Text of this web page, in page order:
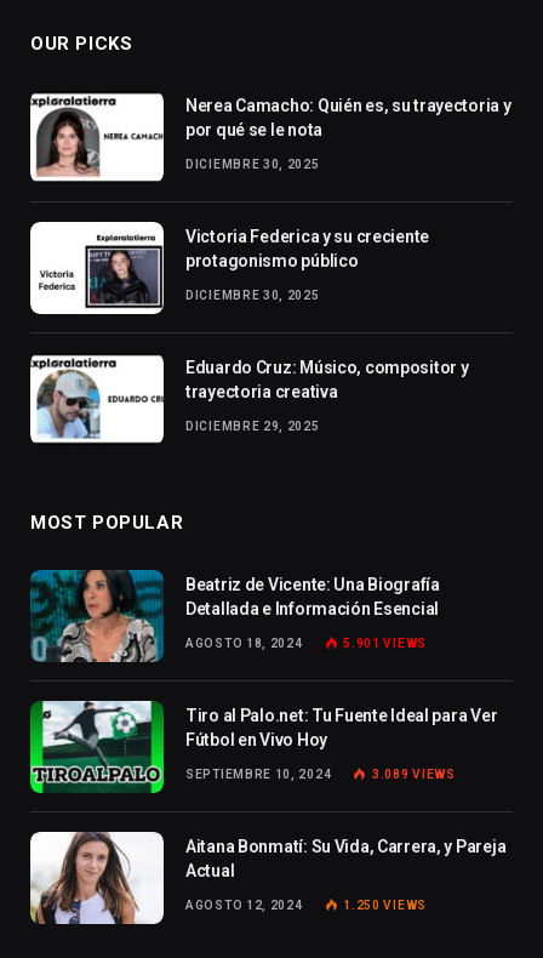
OUR PICKS
Nerea Camacho: Quién es, su trayectoria y
por qué se le nota
DICIEMBRE 30, 2025
Victoria Federica y su creciente
protagonismo público
DICIEMBRE 30, 2025
Eduardo Cruz: Músico, compositor y
trayectoria creativa
DICIEMBRE 29, 2025
MOST POPULAR
Beatriz de Vicente: Una Biografía
Detallada e Información Esencial
AGOSTO 18, 2024 5.901VIEWS
Tiro al Palo.net: Tu Fuente Ideal para Ver
Fútbol en Vivo Hoy
SEPTIEMBRE 10, 2024 3.089VIEWS
Aitana Bonmatí: Su Vida, Carrera, y Pareja
Actual
AGOSTO 12, 2024 1.250VIEWS